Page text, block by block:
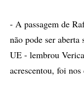
- A passagem de
não pode ser aberta
UE - lembrou
acrescentou, foi